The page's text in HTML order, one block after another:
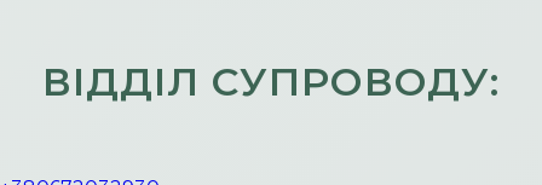
ВІДДІЛ СУПРОВОДУ: